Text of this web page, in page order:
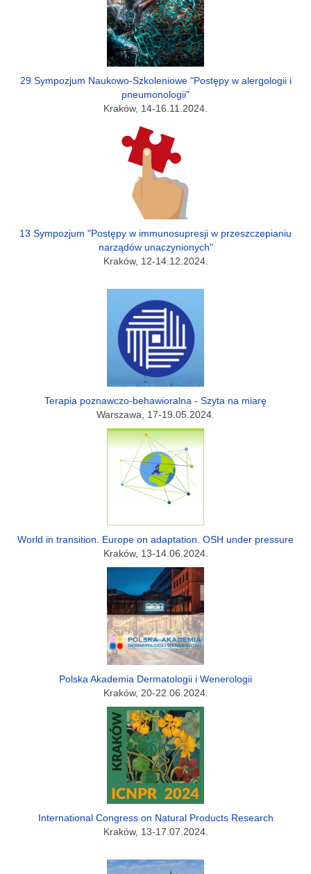
29 Sympozjum Naukowo-Szkoleniowe "Postępy w alergologii i
pneumonologii"
Kraków, 14-16.11.2024.
13 Sympozjum "Postępy w immunosupresji w przeszczepianiu
narządów unaczynionych"
Kraków, 12-14.12.2024.
Terapia poznawczo-behawioralna - Szyta na miarę
Warszawa, 17-19.05.2024.
World in transition. Europe on adaptation. OSH under pressure
Kraków, 13-14.06.2024.
Polska Akademia Dermatologii i Wenerologii
Kraków, 20-22.06.2024.
International Congress on Natural Products Research
Kraków, 13-17.07.2024.